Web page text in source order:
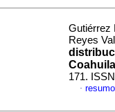
Gutiérrez
Reyes
Coahuila
171.
·